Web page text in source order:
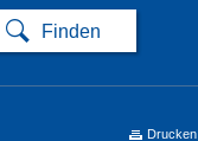
Drucken